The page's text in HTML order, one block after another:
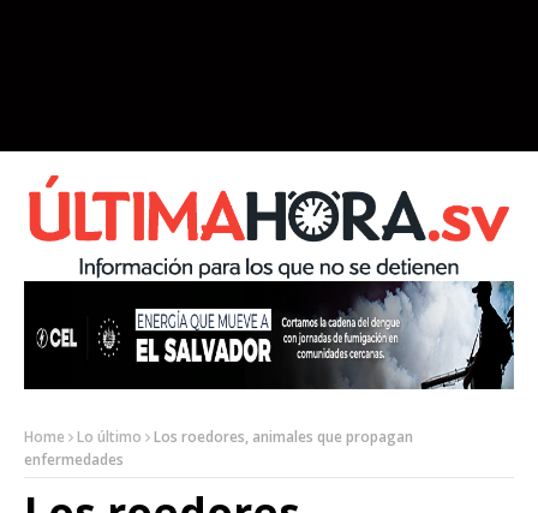
Home Lo último
Los roedores, animales que propagan
enfermedades